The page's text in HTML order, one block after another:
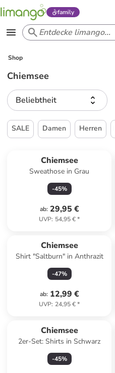
family
Shop
Chiemsee
Beliebtheit
SALE Damen Herren
Chiemsee
Sweathose in Grau
-45%
ab: 29,95 €
UVP: 54,95 €*
Chiemsee
Shirt "Saltburn" in Anthrazit
-47%
ab: 12,99 €
UVP: 24,95 €*
Chiemsee
2er-Set: Shirts in Schwarz
-45%